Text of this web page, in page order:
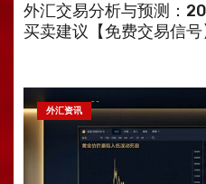
外汇交易分析与预测：
买卖建议【免费交易信号
外汇资讯